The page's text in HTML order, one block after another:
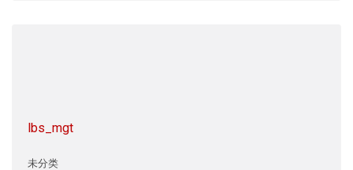
lbs_mgt
未分类